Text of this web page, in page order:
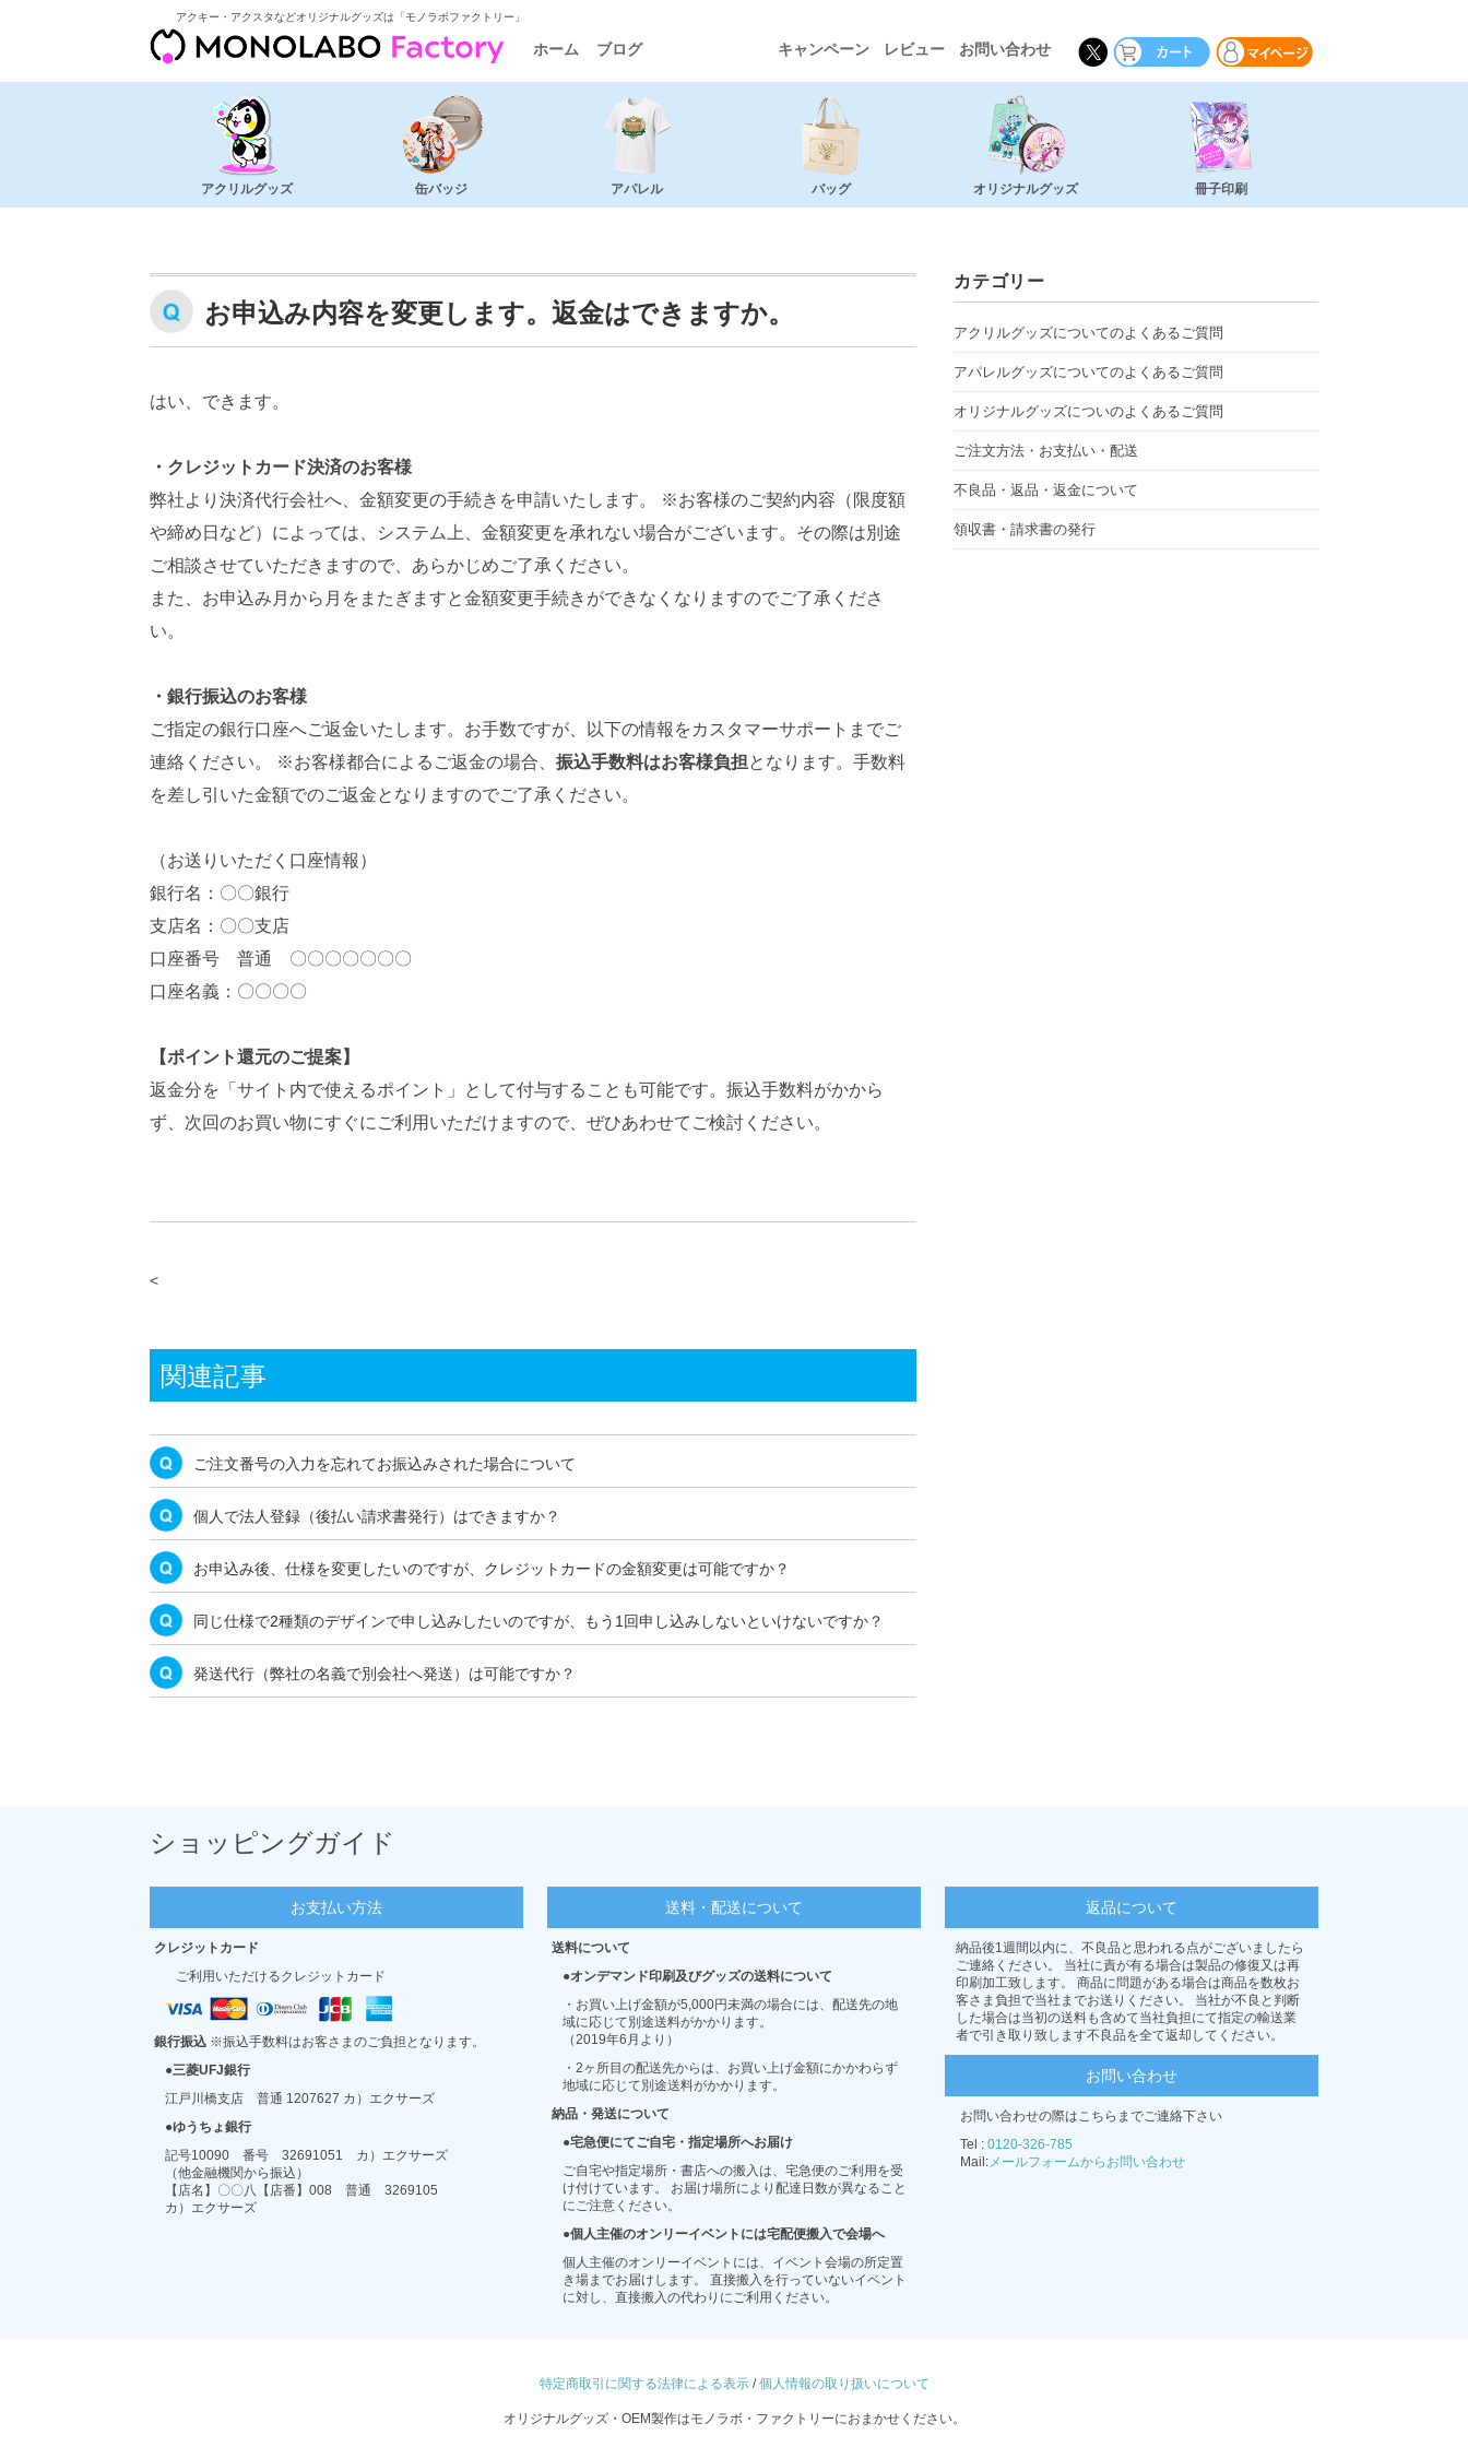
アクキー・アクスタなどオリジナルグッズは「モノラボファクトリー」
ホーム ブログ キャンペーン レビュー お問い合わせ
アクリルグッズ 缶バッジ アパレル バッグ オリジナルグッズ 冊子印刷
お申込み内容を変更します。返金はできますか。
はい、できます。
・クレジットカード決済のお客様
弊社より決済代行会社へ、金額変更の手続きを申請いたします。 ※お客様のご契約内容（限度額
や締め日など）によっては、システム上、金額変更を承れない場合がございます。その際は別途
ご相談させていただきますので、あらかじめご了承ください。
また、お申込み月から月をまたぎますと金額変更手続きができなくなりますのでご了承くださ
い。
・銀行振込のお客様
ご指定の銀行口座へご返金いたします。お手数ですが、以下の情報をカスタマーサポートまでご
連絡ください。 ※お客様都合によるご返金の場合、 振込手数料はお客様負担となります。手数料
を差し引いた金額でのご返金となりますのでご了承ください。
（お送りいただく口座情報）
銀行名：〇〇銀行
支店名：〇〇支店
口座番号 普通 〇〇〇〇〇〇〇
口座名義：〇〇〇〇
【ポイント還元のご提案】
返金分を「サイト内で使えるポイント」として付与することも可能です。振込手数料がかから
ず、次回のお買い物にすぐにご利用いただけますので、ぜひあわせてご検討ください。
関連記事
ご注文番号の入力を忘れてお振込みされた場合について
個人で法人登録（後払い請求書発行）はできますか？
お申込み後、仕様を変更したいのですが、クレジットカードの金額変更は可能ですか？
同じ仕様で2種類のデザインで申し込みしたいのですが、もう1回申し込みしないといけないですか？
発送代行（弊社の名義で別会社へ発送）は可能ですか？
カテゴリー
アクリルグッズについてのよくあるご質問
アパレルグッズについてのよくあるご質問
オリジナルグッズについのよくあるご質問
ご注文方法・お支払い・配送
不良品・返品・返金について
領収書・請求書の発行
ショッピングガイド
お支払い方法
クレジットカード
ご利用いただけるクレジットカード
銀行振込 ※振込手数料はお客さまのご負担となります。
三菱UFJ銀行
江戸川橋支店 普通 1207627 カ）エクサーズ
ゆうちょ銀行
記号10090 番号 32691051 カ）エクサーズ
（他金融機関から振込）
【店名】〇〇八【店番】008 普通 3269105
カ）エクサーズ
送料・配送について
送料について
オンデマンド印刷及びグッズの送料について
・お買い上げ金額が5,000円未満の場合には、配送先の地
域に応じて別途送料がかかります。
（2019年6月より）
・2ヶ所目の配送先からは、お買い上げ金額にかかわらず
地域に応じて別途送料がかかります。
納品・発送について
宅急便にてご自宅・指定場所へお届け
ご自宅や指定場所・書店への搬入は、宅急便のご利用を受
け付けています。 お届け場所により配達日数が異なること
にご注意ください。
個人主催のオンリーイベントには宅配便搬入で会場へ
個人主催のオンリーイベントには、イベント会場の所定置
き場までお届けします。 直接搬入を行っていないイベント
に対し、直接搬入の代わりにご利用ください。
返品について
納品後1週間以内に、不良品と思われる点がございましたら
ご連絡ください。 当社に責が有る場合は製品の修復又は再
印刷加工致します。 商品に問題がある場合は商品を数枚お
客さま負担で当社までお送りください。 当社が不良と判断
した場合は当初の送料も含めて当社負担にて指定の輸送業
者で引き取り致します不良品を全て返却してください。
お問い合わせ
お問い合わせの際はこちらまでご連絡下さい
Tel : 0120-326-785
Mail:メールフォームからお問い合わせ
特定商取引に関する法律による表示/個人情報の取り扱いについて
オリジナルグッズ・OEM製作はモノラボ・ファクトリーにおまかせください。